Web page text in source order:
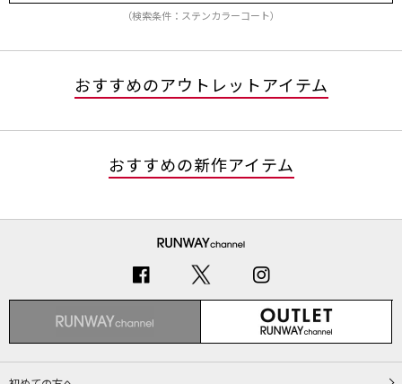
（検索条件：ステンカラーコート）
おすすめのアウトレットアイテム
おすすめの新作アイテム